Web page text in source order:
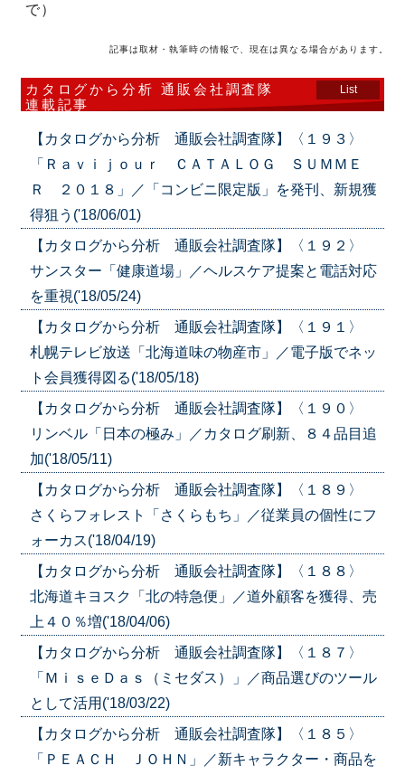
で）
記事は取材・執筆時の情報で、現在は異なる場合があります。
カタログから分析 通販会社調査隊
連載記事
List
【カタログから分析 通販会社調査隊】〈１９３〉
「Ｒａｖｉｊｏｕｒ ＣＡＴＡＬＯＧ ＳＵＭＭＥ
Ｒ ２０１８」／「コンビニ限定版」を発刊、新規獲
得狙う('18/06/01)
【カタログから分析 通販会社調査隊】〈１９２〉
サンスター「健康道場」／ヘルスケア提案と電話対応
を重視('18/05/24)
【カタログから分析 通販会社調査隊】〈１９１〉
札幌テレビ放送「北海道味の物産市」／電子版でネッ
ト会員獲得図る('18/05/18)
【カタログから分析 通販会社調査隊】〈１９０〉
リンベル「日本の極み」／カタログ刷新、８４品目追
加('18/05/11)
【カタログから分析 通販会社調査隊】〈１８９〉
さくらフォレスト「さくらもち」／従業員の個性にフ
ォーカス('18/04/19)
【カタログから分析 通販会社調査隊】〈１８８〉
北海道キヨスク「北の特急便」／道外顧客を獲得、売
上４０％増('18/04/06)
【カタログから分析 通販会社調査隊】〈１８７〉
「ＭｉｓｅＤａｓ（ミセダス）」／商品選びのツール
として活用('18/03/22)
【カタログから分析 通販会社調査隊】〈１８５〉
「ＰＥＡＣＨ ＪＯＨＮ」／新キャラクター・商品を